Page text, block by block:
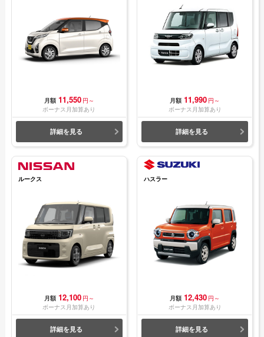
月額 11,550 円～
ボーナス月加算あり
詳細を見る
月額 11,990 円～
ボーナス月加算あり
詳細を見る
ルークス
月額 12,100 円～
ボーナス月加算あり
詳細を見る
ハスラー
月額 12,430 円～
ボーナス月加算あり
詳細を見る